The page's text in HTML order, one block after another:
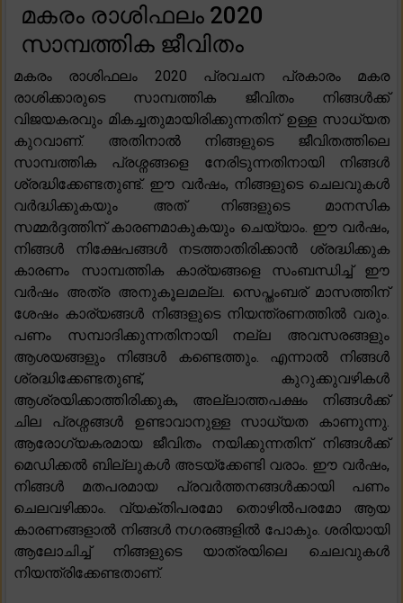
മകരം രാശിഫലം 2020
സാമ്പത്തിക ജീവിതം
മകരം രാശിഫലം 2020 പ്രവചന പ്രകാരം മകര
രാശിക്കാരുടെ സാമ്പത്തിക ജീവിതം നിങ്ങൾക്ക്
വിജയകരവും മികച്ചതുമായിരിക്കുന്നതിന് ഉള്ള സാധ്യത
കുറവാണ്. അതിനാൽ നിങ്ങളുടെ ജീവിതത്തിലെ
സാമ്പത്തിക പ്രശ്നങ്ങളെ നേരിടുന്നതിനായി നിങ്ങൾ
ശ്രദ്ധിക്കേണ്ടതുണ്ട്. ഈ വർഷം, നിങ്ങളുടെ ചെലവുകൾ
വർദ്ധിക്കുകയും അത് നിങ്ങളുടെ മാനസിക
സമ്മർദ്ദത്തിന് കാരണമാകുകയും ചെയ്യാം. ഈ വർഷം,
നിങ്ങൾ നിക്ഷേപങ്ങൾ നടത്താതിരിക്കാൻ ശ്രദ്ധിക്കുക
കാരണം സാമ്പത്തിക കാര്യങ്ങളെ സംബന്ധിച്ച് ഈ
വർഷം അത്ര അനുകൂലമല്ല. സെപ്തംബര് മാസത്തിന്
ശേഷം കാര്യങ്ങൾ നിങ്ങളുടെ നിയന്ത്രണത്തിൽ വരും.
പണം സമ്പാദിക്കുന്നതിനായി നല്ല അവസരങ്ങളും
ആശയങ്ങളും നിങ്ങൾ കണ്ടെത്തും. എന്നാൽ നിങ്ങൾ
ശ്രദ്ധിക്കേണ്ടതുണ്ട്, കുറുക്കുവഴികൾ
ആശ്രയിക്കാത്തിരിക്കുക, അല്ലാത്തപക്ഷം നിങ്ങൾക്ക്
ചില പ്രശ്നങ്ങൾ ഉണ്ടാവാനുള്ള സാധ്യത കാണുന്നു.
ആരോഗ്യകരമായ ജീവിതം നയിക്കുന്നതിന് നിങ്ങൾക്ക്
മെഡിക്കൽ ബില്ലുകൾ അടയ്‌ക്കേണ്ടി വരാം. ഈ വർഷം,
നിങ്ങൾ മതപരമായ പ്രവർത്തനങ്ങൾക്കായി പണം
ചെലവഴിക്കാം. വ്യക്തിപരമോ തൊഴിൽപരമോ ആയ
കാരണങ്ങളാൽ നിങ്ങൾ നഗരങ്ങളിൽ പോകും. ശരിയായി
ആലോചിച്ച് നിങ്ങളുടെ യാത്രയിലെ ചെലവുകൾ
നിയന്ത്രിക്കേണ്ടതാണ്.